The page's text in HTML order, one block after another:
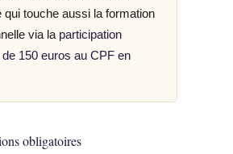
qui touche aussi la formation
via la participation
150 euros au CPF en
obligatoires